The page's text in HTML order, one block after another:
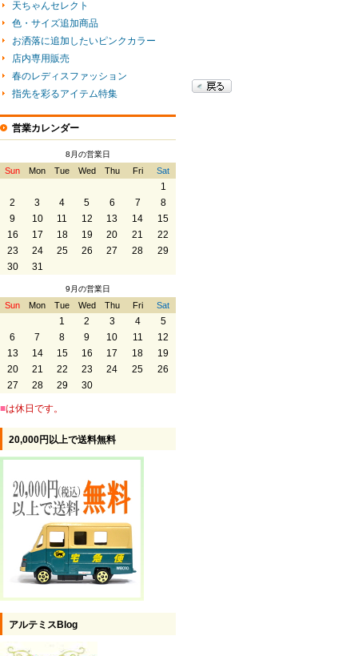
天ちゃんセレクト
色・サイズ追加商品
お洒落に追加したいピンクカラー
店内専用販売
春のレディスファッション
指先を彩るアイテム特集
営業カレンダー
8月の営業日
Sun Mon Tue Wed Thu Fri Sat
1
2
3 4 5 6 7
8
9
10 11 12 13 14
15
16
17 18 19 20 21
22
23
24 25 26 27 28
29
30
31
9月の営業日
Sun Mon Tue Wed Thu Fri Sat
1 2 3 4
5
6
7 8 9 10 11
12
13
14 15 16 17 18
19
20
21 22 23 24 25
26
27
28 29 30
■は休日です。
20,000円以上で送料無料
アルテミスBlog